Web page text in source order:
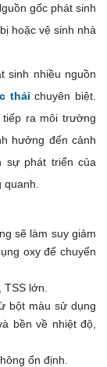
gốc phát sinh
hoặc vệ sinh nhà
sinh nhiều nguồn
thải chuyên biệt.
ra môi trường
hưởng đến cảnh
sự phát triển của
sẽ làm suy giảm
oxy để chuyển
lớn.
bột màu sử dụng
bền về nhiệt độ,
ổn định.